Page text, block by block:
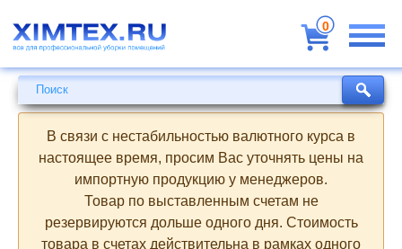
для
профессиональной
уборки
помещений
Поиск
В связи с нестабильностью валютного курса в
настоящее время, просим Вас уточнять цены на
импортную продукцию у менеджеров.
Товар по выставленным счетам не
резервируются дольше одного дня. Стоимость
товара в счетах действительна в рамках одного
Поиск
0